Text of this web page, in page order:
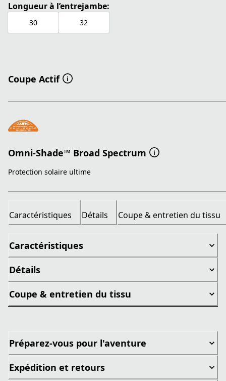
Longueur à l’entrejambe:
30 32
Coupe Actif
Omni-Shade™ Broad Spectrum
Protection solaire ultime
Caractéristiques Détails Coupe & entretien du tissu
Caractéristiques
Détails
Coupe & entretien du tissu
Préparez-vous pour l'aventure
Expédition et retours